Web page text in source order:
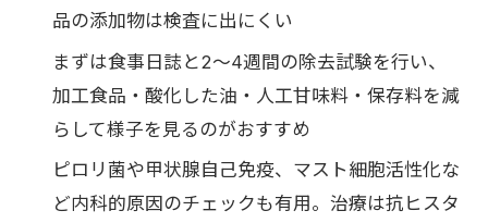
品の添加物は検査に出にくい
まずは食事日誌と2〜4週間の除去試験を行い、
加工食品・酸化した油・人工甘味料・保存料を減
らして様子を見るのがおすすめ
ピロリ菌や甲状腺自己免疫、マスト細胞活性化な
ど内科的原因のチェックも有用。治療は抗ヒスタ